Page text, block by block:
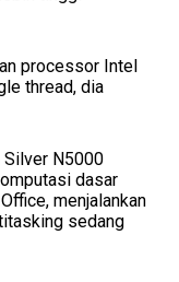
processor Intel
thread, dia
Silver N5000
dasar
menjalankan
sedang